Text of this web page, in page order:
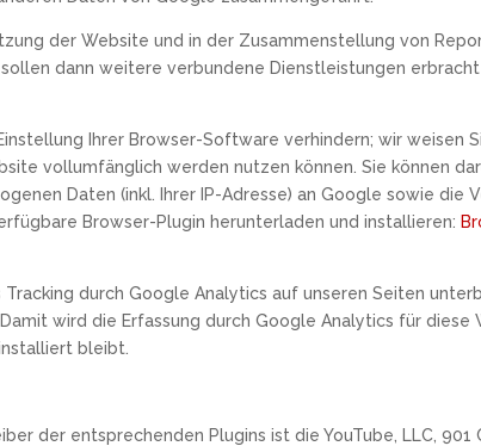
der Website und in der Zusammenstellung von
dann weitere verbundene Dienstleistungen
Ihrer Browser-Software verhindern; wir weisen
vollumfänglich werden nutzen können. Sie können
Daten (inkl. Ihrer IP-Adresse) an Google sowie die
Browser-Plugin herunterladen und installieren:
durch Google Analytics auf unseren Seiten
wird die Erfassung durch Google Analytics für diese
bleibt.
der entsprechenden Plugins ist die YouTube, LLC, 901